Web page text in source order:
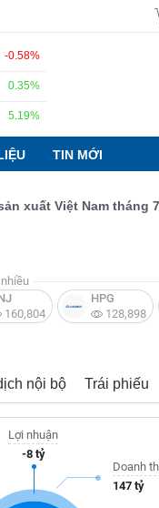
-0.58%
0.35%
5.19%
TIN MỚI
Việt Nam tháng 7/
160,804
HPG
128,898
nội bộ Trái phiếu
Lợi nhuận
-8 tỷ
Doanh
147 tỷ